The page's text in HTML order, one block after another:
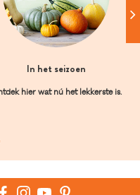
In het seizoen
hier wat nú het lekkerste is.